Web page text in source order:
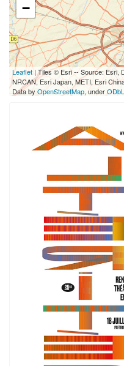
−
Leaflet | Tiles © Esri -- Source: Esri,
NRCAN, Esri Japan, METI, Esri
Data by OpenStreetMap, underODbL